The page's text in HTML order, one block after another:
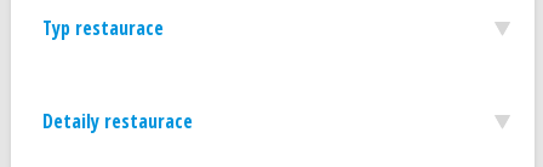
Typ restaurace
Detaily restaurace